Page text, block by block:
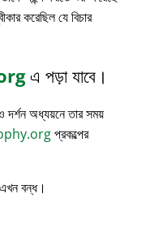
করেছিল যে বিচার
এ পড়া যাবে।
দর্শন অধ্যয়নে তার সময়
প্রকল্পের
বন্ধ।